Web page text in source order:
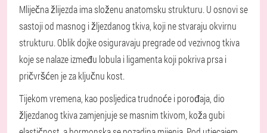
Mliječna žlijezda ima složenu anatomsku strukturu. U osnovi se
sastoji od masnog i žljezdanog tkiva, koji ne stvaraju okvirnu
strukturu. Oblik dojke osiguravaju pregrade od vezivnog tkiva
koje se nalaze između lobula i ligamenta koji pokriva prsa i
pričvršćen je za ključnu kost.
Tijekom vremena, kao posljedica trudnoće i porođaja, dio
žljezdanog tkiva zamjenjuje se masnim tkivom, koža gubi